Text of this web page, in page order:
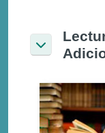
Colapsar